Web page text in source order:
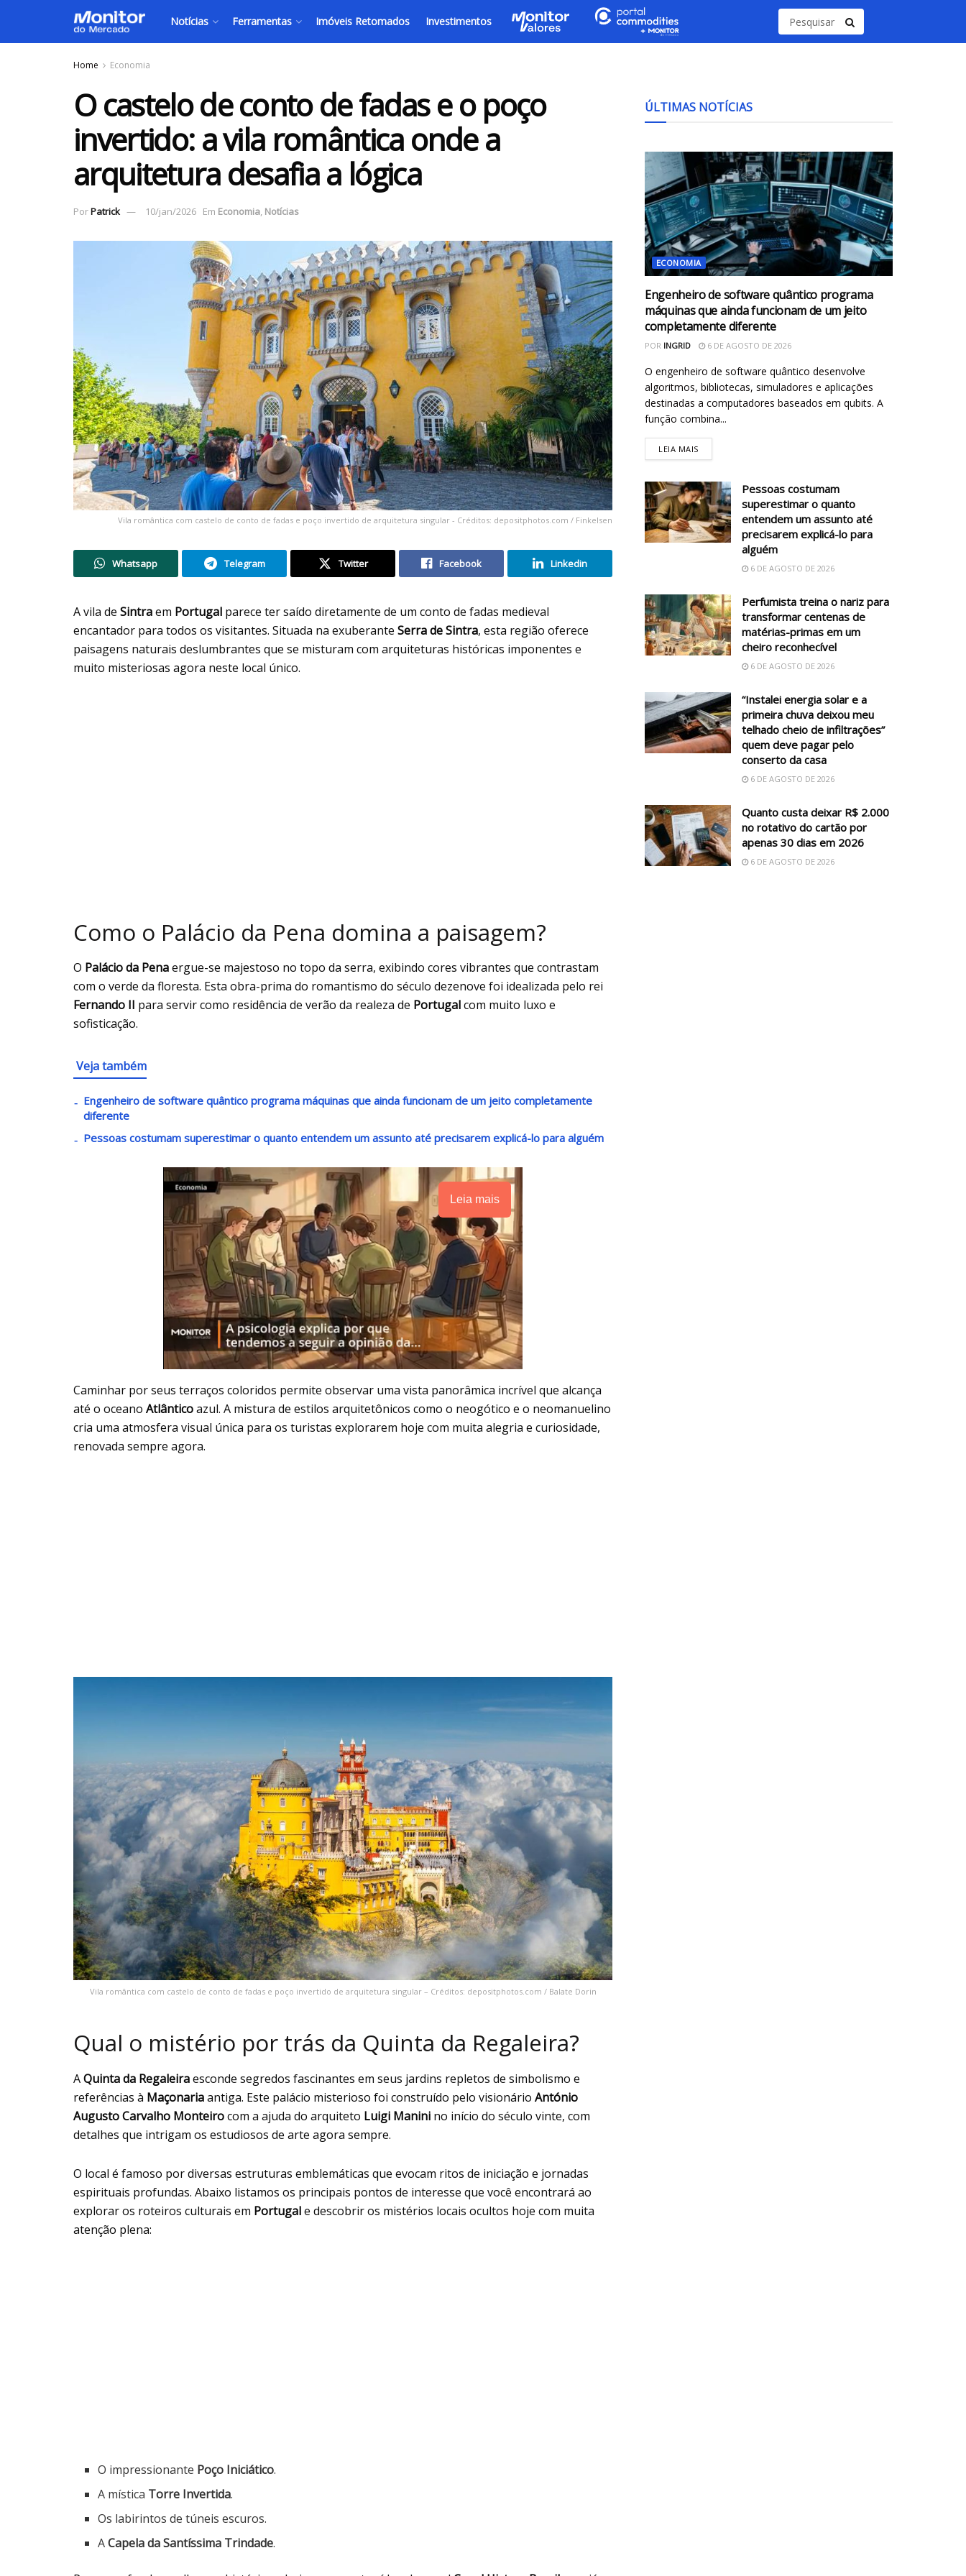
Notícias Ferramentas Imóveis Retomados Investimentos
Home Economia
O castelo de conto de fadas e o poço
invertido: a vila romântica onde a
arquitetura desafia a lógica
PorPatrick 10/jan/2026 Em Economia, Notícias
Vila romântica com castelo de conto de fadas e poço invertido de arquitetura singular - Créditos: depositphotos.com / Finkelsen
Whatsapp Telegram Twitter Facebook Linkedin
A vila de Sintraem Portugal parece ter saído diretamente de um conto de fadas medieval
encantador para todos os visitantes. Situada na exuberante Serra de Sintra, esta região oferece
paisagens naturais deslumbrantes que se misturam com arquiteturas históricas imponentes e
muito misteriosas agora neste local único.
Como o Palácio da Pena domina a paisagem?
O Palácio da Penaergue-se majestoso no topo da serra, exibindo cores vibrantes que contrastam
com o verde da floresta. Esta obra-prima do romantismo do século dezenove foi idealizada pelo rei
Fernando II para servir como residência de verão da realeza de Portugalcom muito luxo e
sofisticação.
Veja também
Engenheiro de software quântico programa máquinas que ainda funcionam de um jeito completamente
diferente
Pessoas costumam superestimar o quanto entendem um assunto até precisarem explicá-lo para alguém
Leia mais
Caminhar por seus terraços coloridos permite observar uma vista panorâmica incrível que alcança
até o oceano Atlânticoazul. A mistura de estilos arquitetônicos como o neogótico e o neomanuelino
cria uma atmosfera visual única para os turistas explorarem hoje com muita alegria e curiosidade,
renovada sempre agora.
Vila romântica com castelo de conto de fadas e poço invertido de arquitetura singular – Créditos: depositphotos.com / Balate Dorin
Qual o mistério por trás da Quinta da Regaleira?
AQuinta da Regaleiraesconde segredos fascinantes em seus jardins repletos de simbolismo e
referências à Maçonariaantiga. Este palácio misterioso foi construído pelo visionário António
Augusto Carvalho Monteirocom a ajuda do arquiteto Luigi Manini no início do século vinte, com
detalhes que intrigam os estudiosos de arte agora sempre.
O local é famoso por diversas estruturas emblemáticas que evocam ritos de iniciação e jornadas
espirituais profundas. Abaixo listamos os principais pontos de interesse que você encontrará ao
explorar os roteiros culturais em Portugale descobrir os mistérios locais ocultos hoje com muita
atenção plena:
O impressionante Poço Iniciático.
A mística Torre Invertida.
Os labirintos de túneis escuros.
ACapela da Santíssima Trindade.
ÚLTIMAS NOTÍCIAS
ECONOMIA
Engenheiro de software quântico programa
máquinas que ainda funcionam de um jeito
completamente diferente
POR INGRID 6 DE AGOSTO DE 2026
O engenheiro de software quântico desenvolve
algoritmos, bibliotecas, simuladores e aplicações
destinadas a computadores baseados em qubits. A
função combina...
LEIA MAIS
Pessoas costumam
superestimar o quanto
entendem um assunto até
precisarem explicá-lo para
alguém
6 DE AGOSTO DE 2026
Perfumista treina o nariz para
transformar centenas de
matérias-primas em um
cheiro reconhecível
6 DE AGOSTO DE 2026
“Instalei energia solar e a
primeira chuva deixou meu
telhado cheio de infiltrações”
quem deve pagar pelo
conserto da casa
6 DE AGOSTO DE 2026
Quanto custa deixar R$ 2.000
no rotativo do cartão por
apenas 30 dias em 2026
6 DE AGOSTO DE 2026